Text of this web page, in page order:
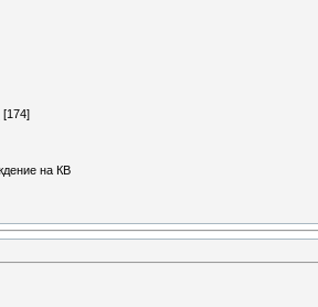
[174]
на КВ